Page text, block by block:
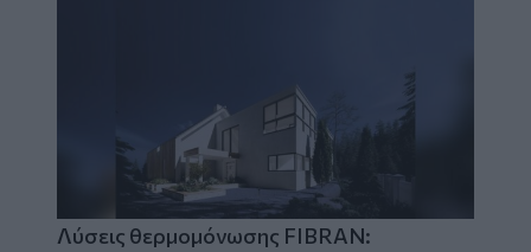
Λύσεις θερμομόνωσης FIBRAN: